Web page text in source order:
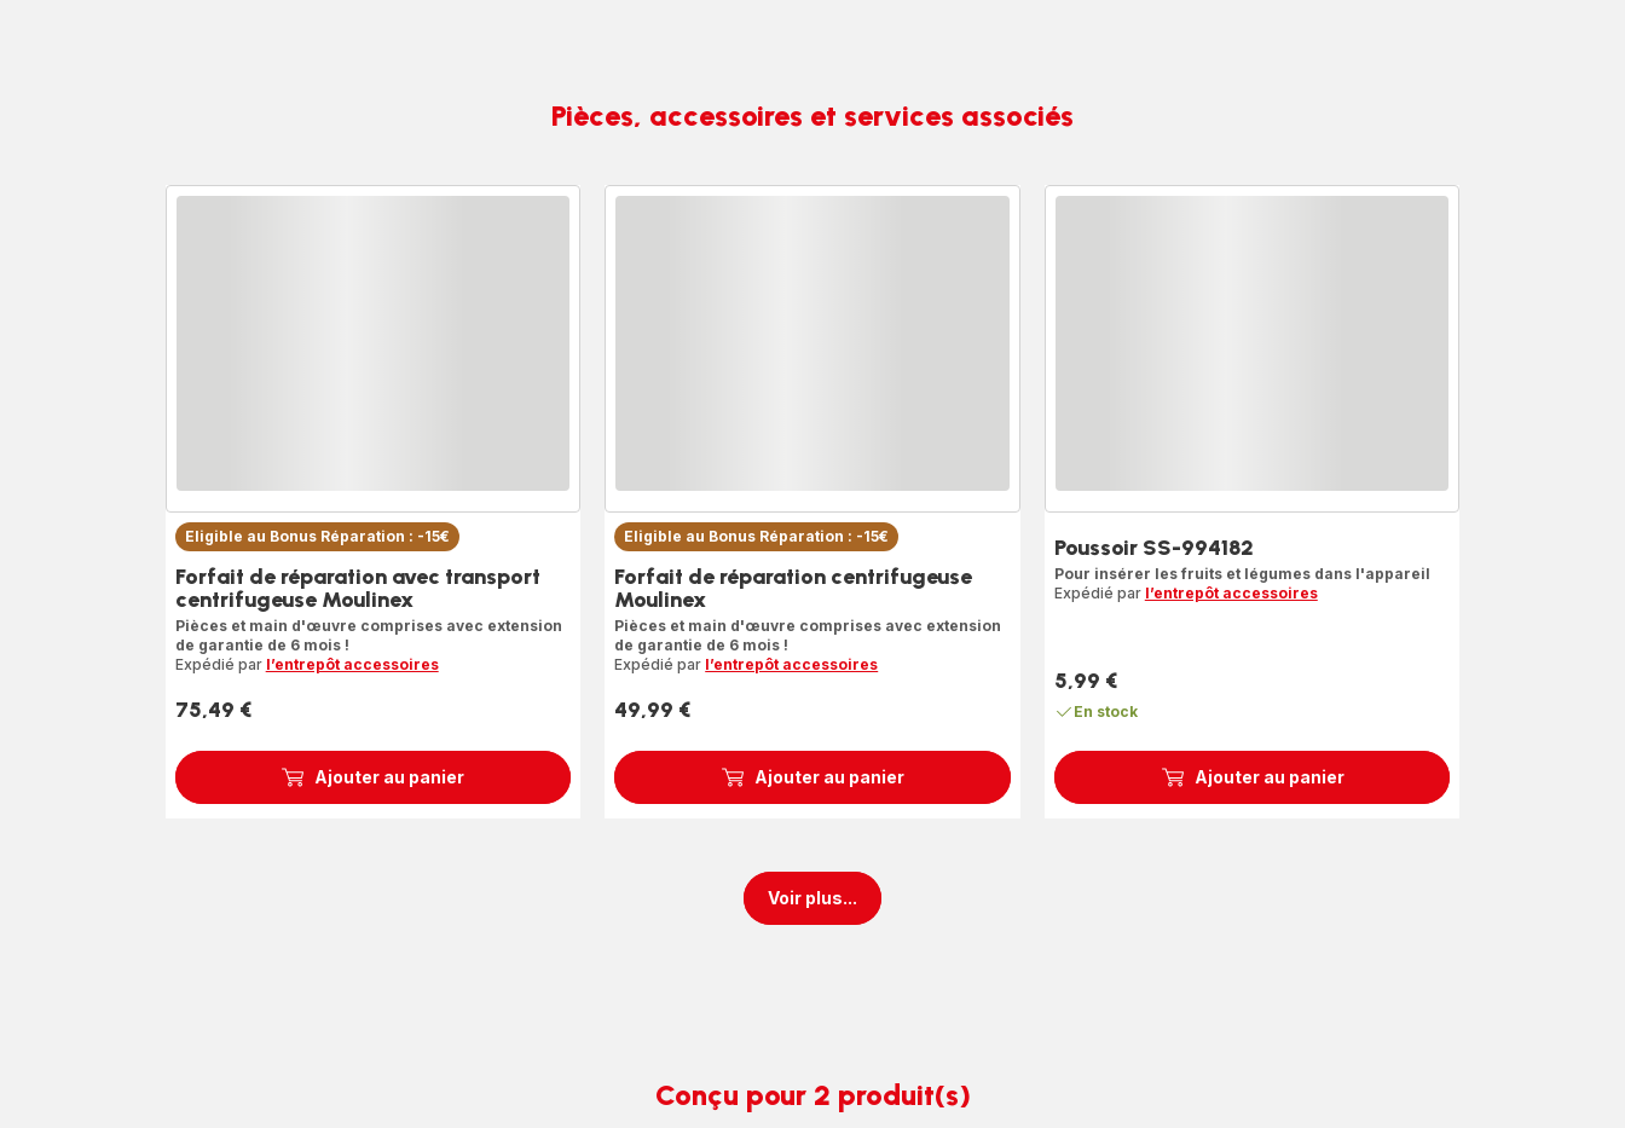
Pièces, accessoires et services associés
Ajouter au panier
Eligible au Bonus Réparation : -15€
Forfait de réparation avec transport
centrifugeuse Moulinex
Pièces et main d'œuvre comprises avec extension
de garantie de 6 mois !
Expédié par l’entrepôt accessoires
Prix
75,49 €
Ajouter au panier
Eligible au Bonus Réparation : -15€
Forfait de réparation centrifugeuse
Moulinex
Pièces et main d'œuvre comprises avec extension
de garantie de 6 mois !
Expédié par l’entrepôt accessoires
Prix
49,99 €
Ajouter au panier
Poussoir SS-994182
Pour insérer les fruits et légumes dans l'appareil
Expédié par l’entrepôt accessoires
Prix
5,99 €
En stock
Voir plus...
Conçu pour 2 produit(s)